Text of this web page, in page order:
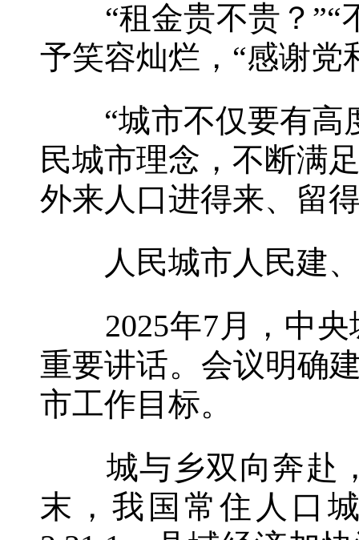
“租金贵不贵？”“
予笑容灿烂，“感谢党
“城市不仅要有高度
民城市理念，不断满
外来人口进得来、留
人民城市人民建、
2025年7月，中央
重要讲话。会议明确
市工作目标。
城与乡双向奔赴，
末，我国常住人口